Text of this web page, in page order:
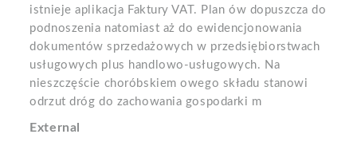
istnieje aplikacja Faktury VAT. Plan ów dopuszcza do
podnoszenia natomiast aż do ewidencjonowania
dokumentów sprzedażowych w przedsiębiorstwach
usługowych plus handlowo-usługowych. Na
nieszczęście choróbskiem owego składu stanowi
odrzut dróg do zachowania gospodarki m
External